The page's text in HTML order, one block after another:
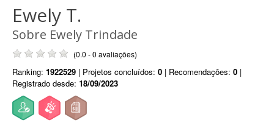
Ewely T.
Sobre Ewely Trindade
(0.0 - 0 avaliações)
Ranking: 1922529 | Projetos concluídos: 0 | Recomendações: 0 |
Registrado desde: 18/09/2023